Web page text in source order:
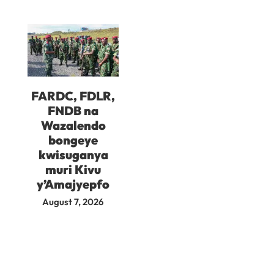
FARDC, FDLR,
FNDB na
Wazalendo
bongeye
kwisuganya
muri Kivu
y’Amajyepfo
August 7, 2026